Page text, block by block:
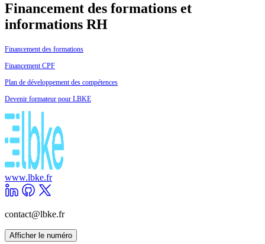
Financement des formations et
informations RH
Financement des formations
Financement CPF
Plan de développement des compétences
Devenir formateur pour LBKE
www.lbke.fr
contact@lbke.fr
Afficher le numéro